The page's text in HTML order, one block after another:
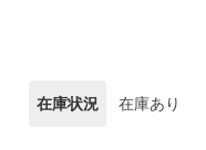
在庫状況 在庫あり